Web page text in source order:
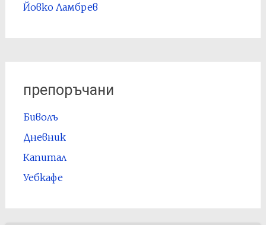
Йовко Ламбрев
препоръчани
Биволъ
Дневник
Капитал
Уебкафе